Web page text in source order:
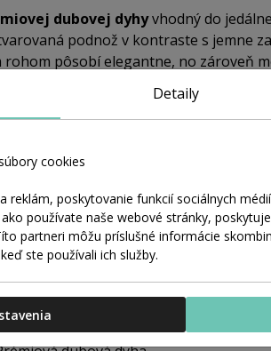
dubovej dyhyvhodný do
podnož v kontraste s jemne
rohom pôsobí elegantne, no zároveň
nielen zastupuje funkciu, ale aj
a precíznemu remeselnému
vydrží roky a pritom si zachová
štýl s funkciou.
určený
pre ľudí, ktorí si potrpia na
stretáva estetika s funkčnosťou. Od
Detaily
cookies
reklám, poskytovanie funkcií sociálnych
používate naše webové stránky,
partneri môžu príslušné informácie
ste používali ich služby.